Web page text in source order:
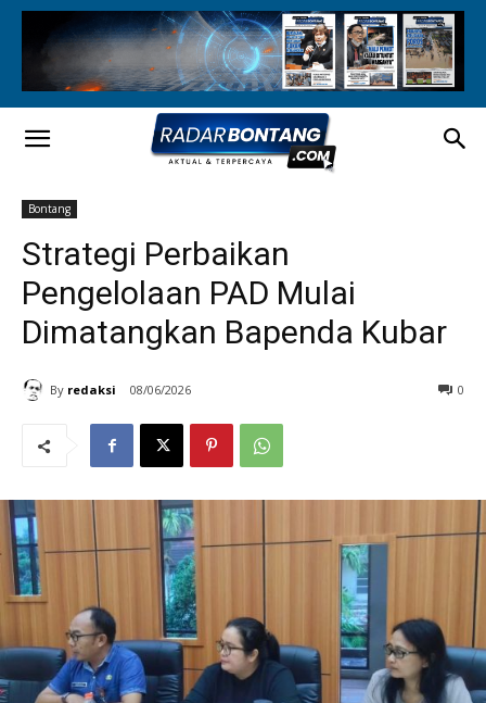
Bontang
Strategi Perbaikan
Pengelolaan PAD Mulai
Dimatangkan Bapenda Kubar
By redaksi 08/06/2026 0